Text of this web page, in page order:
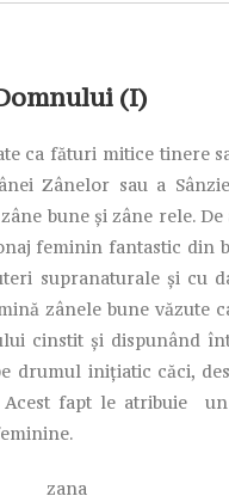
(I)
fături mitice tinere
Zânelor sau a
bune şi zâne rele.
feminin fantastic din
supranaturale şi cu
zânele bune văzute
cinstit şi dispunând
drumul iniţiatic căci,
fapt le atribuie